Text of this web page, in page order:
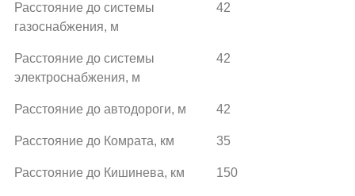
Расстояние до системы
газоснабжения, м
42
Расстояние до системы
электроснабжения, м
42
Расстояние до автодороги, м 42
Расстояние до Комрата, км 35
Расстояние до Кишинева, км 150